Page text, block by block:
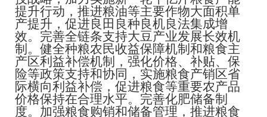
提升行动，推进粮油等主要作物大面积单
产提升，促进良田良种良机良法集成增
效。完善全链条支持大豆产业发展长效机
制。健全种粮农民收益保障机制和粮食主
产区利益补偿机制，强化价格、补贴、保
险等政策支持和协同，实施粮食产销区省
际横向利益补偿，促进粮食等重要农产品
价格保持在合理水平。完善化肥储备制
度。加强粮食购销和储备管理，推进粮食